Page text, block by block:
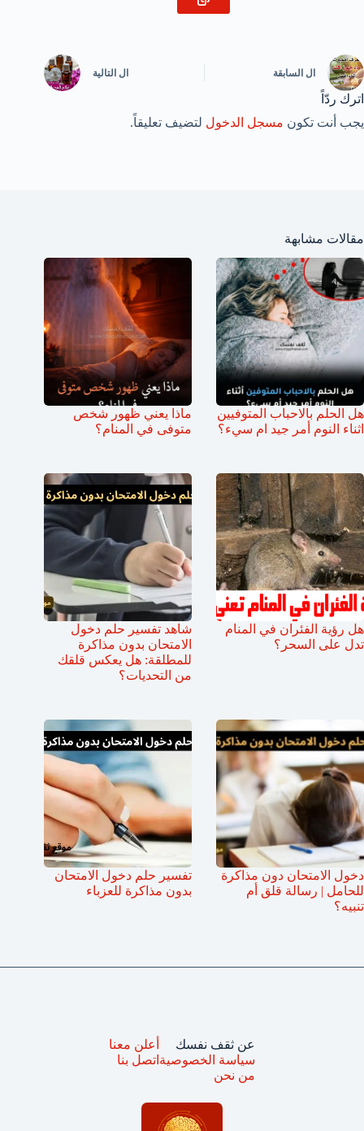
ال السابقة ال التالية
اترك ردّاً
يجب أنت تكون مسجل الدخول لتضيف تعليقاً.
مقالات مشابهة
هل الحلم بالاحباب المتوفيين
اثناء النوم أمر جيد ام سيء؟
ماذا يعني ظهور شخص
متوفى في المنام؟
هل رؤية الفئران في المنام
تدل على السحر؟
شاهد تفسير حلم دخول
الامتحان بدون مذاكرة
للمطلقة: هل يعكس قلقك
من التحديات؟
دخول الامتحان دون مذاكرة
للحامل | رسالة قلق أم
تنبيه؟
تفسير حلم دخول الامتحان
بدون مذاكرة للعزباء
عن ثقف نفسك
سياسة الخصوصية
من نحن
أعلن معنا
اتصل بنا